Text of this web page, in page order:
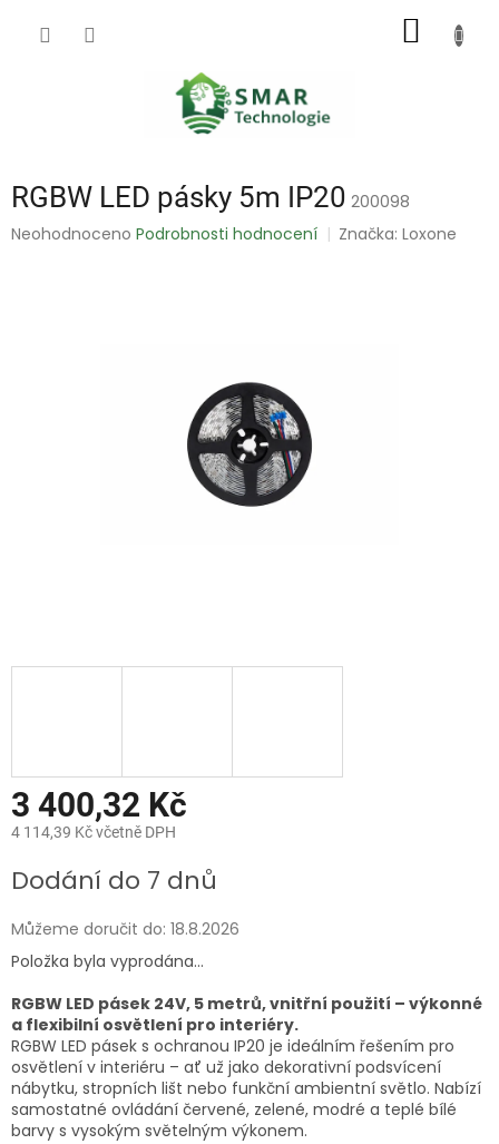
RGBW LED pásky 5m IP20 200098
Průměrné
Neohodnoceno Podrobnosti hodnocení Značka:Loxone
3 400,32 Kč
4 114,39 Kč včetně DPH
cena:
Dodání do 7 dnů
Můžeme doručit do: 18.8.2026
Položka byla vyprodána…
RGBW LED pásek 24V, 5 metrů, vnitřní použití – výkonné
a flexibilní osvětlení pro interiéry.
RGBW LED pásek s ochranou IP20 je ideálním řešením pro
osvětlení v interiéru – ať už jako dekorativní podsvícení
nábytku, stropních lišt nebo funkční ambientní světlo. Nabízí
samostatné ovládání červené, zelené, modré a teplé bílé
barvy s vysokým světelným výkonem.